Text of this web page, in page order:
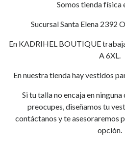
Somos tienda física
Sucursal Santa Elena 2392
En KADRIHEL BOUTIQUE
A 6XL.
En nuestra tienda hay vestidos
Si tu talla no encaja en
preocupes, diseñamos tu
contáctanos y te asesoraremos
opción.